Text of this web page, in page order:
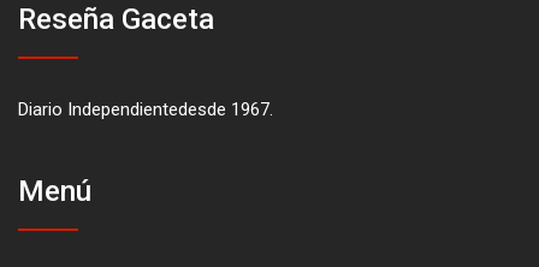
Reseña Gaceta
Diario Independientedesde 1967.
Menú